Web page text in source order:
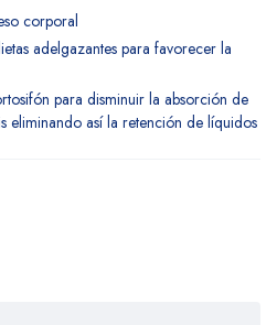
corporal
adelgazantes para favorecer la
para disminuir la absorción de
eliminando así la retención de líquidos